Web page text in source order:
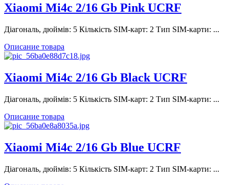
Xiaomi Mi4c 2/16 Gb Pink UCRF
Діагональ, дюймів: 5 Кількість SIM-карт: 2 Тип SIM-карти: ...
Описание товара
Xiaomi Mi4c 2/16 Gb Black UCRF
Діагональ, дюймів: 5 Кількість SIM-карт: 2 Тип SIM-карти: ...
Описание товара
Xiaomi Mi4c 2/16 Gb Blue UCRF
Діагональ, дюймів: 5 Кількість SIM-карт: 2 Тип SIM-карти: ...